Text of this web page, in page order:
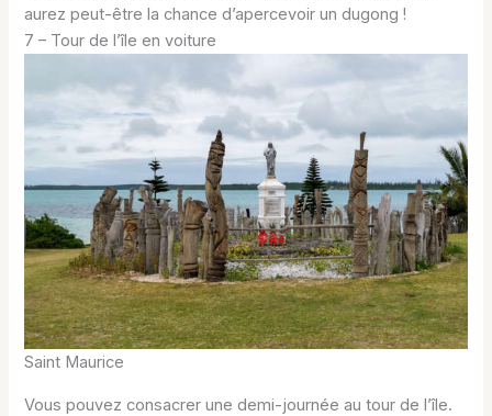
aurez peut-être la chance d’apercevoir un dugong !
7 – Tour de l’île en voiture
Saint Maurice
Vous pouvez consacrer une demi-journée au tour de l’île.